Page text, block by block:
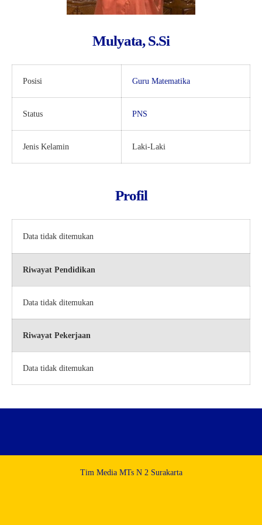
Kartu Tes PMBM
Mulyata, S.Si
Posisi Guru Matematika
Status PNS
Jenis Kelamin Laki-Laki
Profil
Data tidak ditemukan
Riwayat Pendidikan
Data tidak ditemukan
Riwayat Pekerjaan
Data tidak ditemukan
Tim Media MTs N 2 Surakarta